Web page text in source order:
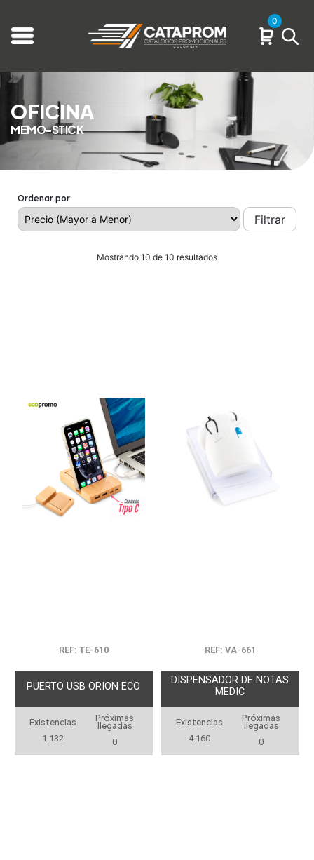
0
OFICINA
MEMO-STICK
Ordenar por:
Filtrar
Mostrando 10 de 10 resultados
REF: TE-610
PUERTO USB ORION ECO
Existencias
1.132
Próximas
llegadas
0
REF: VA-661
DISPENSADOR DE NOTAS
MEDIC
Existencias
4.160
Próximas
llegadas
0